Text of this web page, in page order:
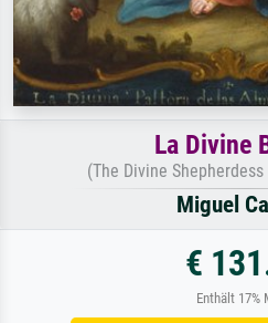
La Divine
(The Divine
Miguel
€
Enthält 17%